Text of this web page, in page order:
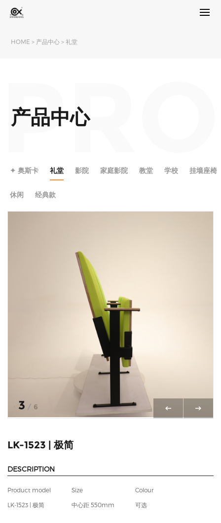
HOME > 产品中心 >礼堂
产品中心
✦ 奥斯卡 礼堂 影院 家庭影院 教堂 学校 挂墙座椅
休闲 经典款
3 / 6
LK-1523 | 极简
DESCRIPTION
Product model
LK-1523 | 极简
Size
中心距 550mm
Colour
可选